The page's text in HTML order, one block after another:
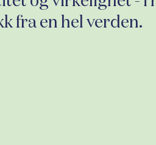
fra en hel verden.